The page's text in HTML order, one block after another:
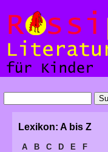
Lexikon: A bis Z
A B C D E
F